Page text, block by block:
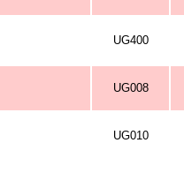
UG400
UG008
UG010